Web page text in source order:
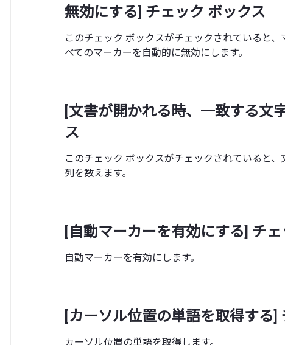
無効にする] チェック ボックス
このチェック ボックスがチェックされていると
べてのマーカーを自動的に無効にします。
[文書が開かれる時、一致する文
ス
このチェック ボックスがチェックされていると
列を数えます。
[自動マーカーを有効にする] チ
自動マーカーを有効にします。
[カーソル位置の単語を取得する]
カーソル位置の単語を取得します。